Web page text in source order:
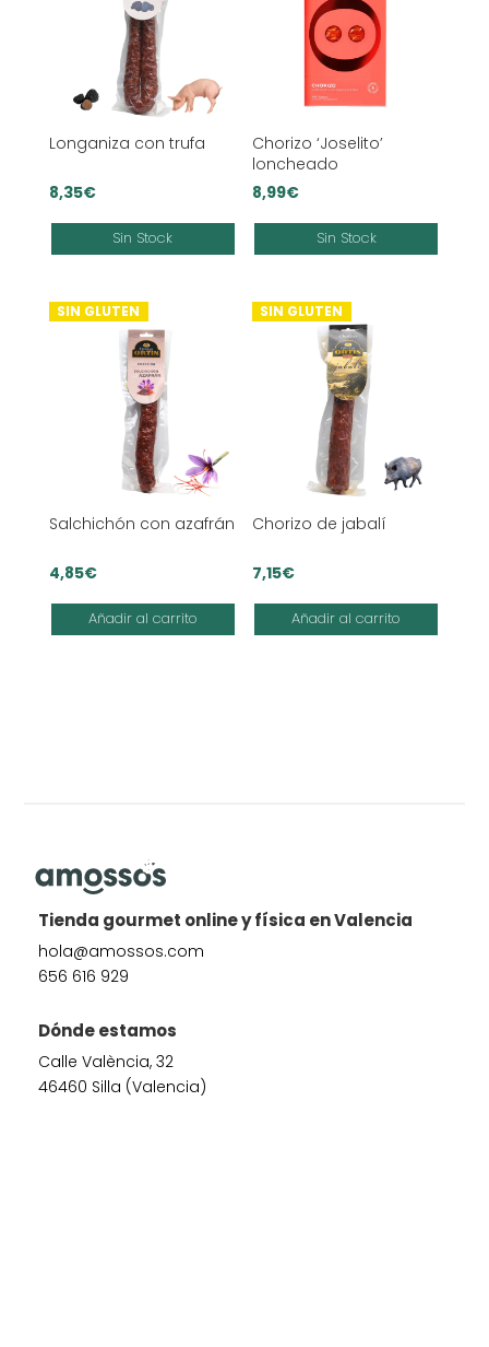
Longaniza con trufa
8,35€
Sin Stock
Chorizo ‘Joselito’
loncheado
8,99€
Sin Stock
SIN GLUTEN
Salchichón con azafrán
4,85€
Añadir al carrito
SIN GLUTEN
Chorizo de jabalí
7,15€
Añadir al carrito
Tienda gourmet online y física en Valencia
hola@amossos.com
656 616 929
Dónde estamos
Calle València, 32
46460 Silla (Valencia)